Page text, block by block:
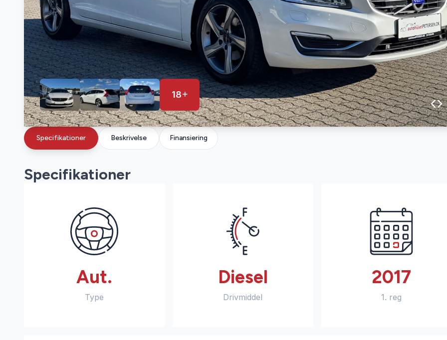
18
Specifikationer Beskrivelse Finansiering
Specifikationer
Aut.
Type
Diesel
Drivmiddel
2017
1. reg